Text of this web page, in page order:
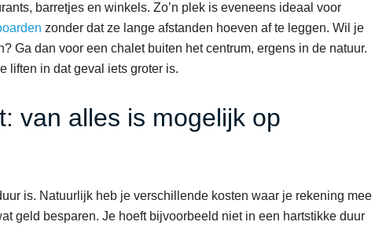
barretjes en winkels. Zo’n plek is eveneens ideaal voor
zonder dat ze lange afstanden hoeven af te leggen. Wil je
Ga dan voor een chalet buiten het centrum, ergens in de natuur.
liften in dat geval iets groter is.
van alles is mogelijk op
is. Natuurlijk heb je verschillende kosten waar je rekening mee
geld besparen. Je hoeft bijvoorbeeld niet in een hartstikke duur